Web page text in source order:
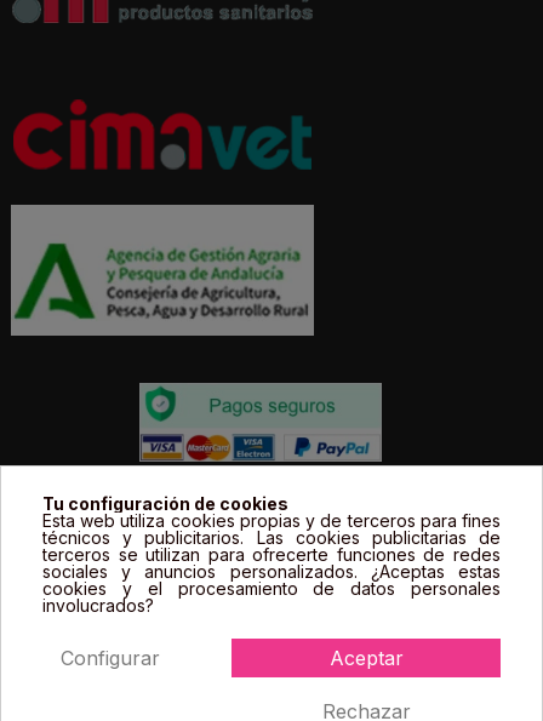
Todos los precios estás expresados en Euros e
incluyen el IVA. | Todas las marcas, logotipos y fotos de
productos son propiedad legal de sus propietarios y
sólo se muestran a título informativo.
Tu configuración de cookies
Esta web utiliza cookies propias y de terceros para fines
técnicos y publicitarios. Las cookies publicitarias de
terceros se utilizan para ofrecerte funciones de redes
sociales y anuncios personalizados. ¿Aceptas estas
cookies y el procesamiento de datos personales
involucrados?
Aceptar
Rechazar
Configurar